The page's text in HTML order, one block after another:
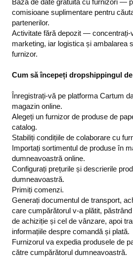
Bază de date gratuită cu furnizori —
comisioane suplimentare pentru
partenerilor.
Activitate fără depozit — concentrați-
marketing, iar logistica și ambalarea
furnizor.
Cum să începeți dropshippingul
Înregistrați-vă pe platforma Cartum
magazin online.
Alegeți un furnizor de produse de
catalog.
Stabiliți condițiile de colaborare cu
Importați sortimentul de produse în
dumneavoastră online.
Configurați prețurile și descrierile
dumneavoastră.
Primiți comenzi.
Generați documentul de transport,
care cumpărătorul v-a plătit,
de achiziție și cel de vânzare, apoi
informațiile despre comandă și plată.
Furnizorul va expedia produsele de
către cumpărătorul dumneavoastră.